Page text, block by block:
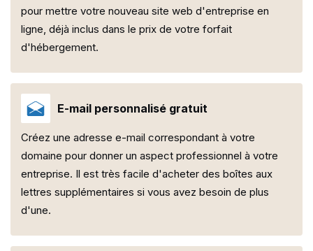
pour mettre votre nouveau site web d'entreprise en
ligne, déjà inclus dans le prix de votre forfait
d'hébergement.
E-mail personnalisé gratuit
Créez une adresse e-mail correspondant à votre
domaine pour donner un aspect professionnel à votre
entreprise. Il est très facile d'acheter des boîtes aux
lettres supplémentaires si vous avez besoin de plus
d'une.